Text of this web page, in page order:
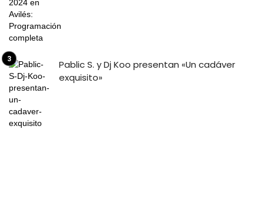
Pablic S. y Dj Koo presentan «Un cadáver
exquisito»